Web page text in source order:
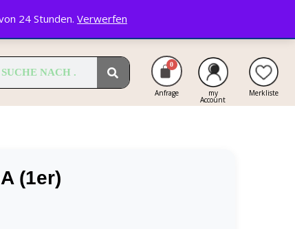
24 Stunden. Verwerfen
Anfrage my
Account
Merkliste
(1er)